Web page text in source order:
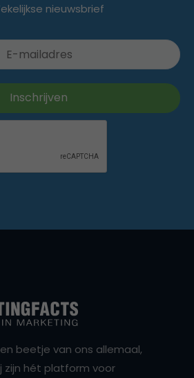
nieuwsbrief
beetje van ons allemaal,
zijn hét platform voor